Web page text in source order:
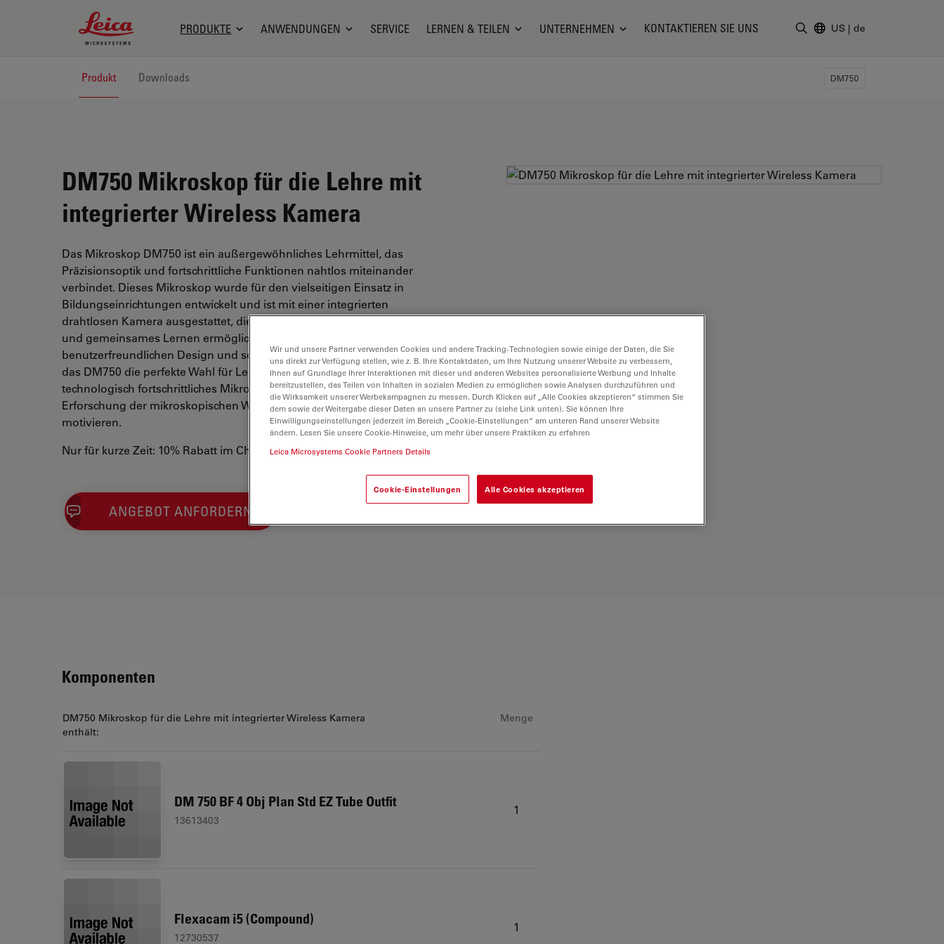
Leica Microsystems Logo
PRODUKTE ANWENDUNGEN SERVICE LERNEN & TEILEN UNTERNEHMEN KONTAKTIEREN SIE UNS US | de
Produkt Downloads DM750
DM750 Mikroskop für die Lehre mit
integrierter Wireless Kamera
Das Mikroskop DM750 ist ein außergewöhnliches Lehrmittel, das
Präzisionsoptik und fortschrittliche Funktionen nahtlos miteinander
verbindet. Dieses Mikroskop wurde für den vielseitigen Einsatz in
Bildungseinrichtungen entwickelt und ist mit einer integrierten
drahtlosen Kamera ausgestattet, die eine mühelose Dokumentation
und gemeinsames Lernen ermöglicht. Mit seinem
benutzerfreundlichen Design und seinen innovativen Funktionen ist
das DM750 die perfekte Wahl für Lehrkräfte, die ein zuverlässiges und
technologisch fortschrittliches Mikroskop suchen, um Studenten für die
Erforschung der mikroskopischen Welt zu begeistern und zu
motivieren.
Nur für kurze Zeit: 10% Rabatt im Checkout!
ANGEBOT ANFORDERN
Komponenten
DM750 Mikroskop für die Lehre mit integrierter Wireless Kamera
enthält:
Menge
DM 750 BF 4 Obj Plan Std EZ Tube Outfit
13613403
1
Flexacam i5 (Compound)
12730537
1
Wir und unsere Partner verwenden Cookies und andere Tracking-Technologien sowie einige der Daten, die Sie
uns direkt zur Verfügung stellen, wie z. B. Ihre Kontaktdaten, um Ihre Nutzung unserer Website zu verbessern,
Ihnen auf Grundlage Ihrer Interaktionen mit dieser und anderen Websites personalisierte Werbung und Inhalte
bereitzustellen, das Teilen von Inhalten in sozialen Medien zu ermöglichen sowie Analysen durchzuführen und
die Wirksamkeit unserer Werbekampagnen zu messen. Durch Klicken auf „Alle Cookies akzeptieren“ stimmen Sie
dem sowie der Weitergabe dieser Daten an unsere Partner zu (siehe Link unten). Sie können Ihre
Einwilligungseinstellungen jederzeit im Bereich „Cookie-Einstellungen“ am unteren Rand unserer Website
ändern. Lesen Sie unsere Cookie-Hinweise, um mehr über unsere Praktiken zu erfahren
Leica Microsystems Cookie Partners Details
Cookie-Einstellungen Alle Cookies akzeptieren